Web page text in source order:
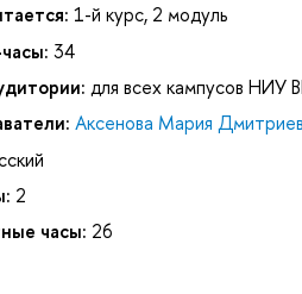
1-й курс, 2 модуль
34
для всех кампусов НИУ
Аксенова Мария
2
часы: 26